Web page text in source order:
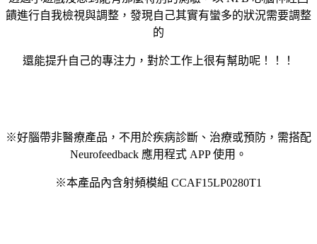
饋進行自我檢視與調整，發現自己其實有蠻多的狀況需要調整
的
還能提升自己的專注力，對於工作上很有幫助呢！！！
※好腦帶非醫療產品，不用於疾病診斷、治療或預防，需搭配
Neurofeedback 應用程式 APP 使用。
※本產品內含射頻模組 CCAF15LP0280T1